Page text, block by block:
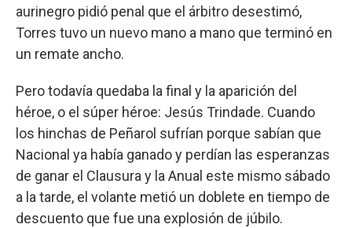
aurinegro pidió penal que el árbitro desestimó,
Torres tuvo un nuevo mano a mano que terminó en
un remate ancho.
Pero todavía quedaba la final y la aparición del
héroe, o el súper héroe: Jesús Trindade. Cuando
los hinchas de Peñarol sufrían porque sabían que
Nacional ya había ganado y perdían las esperanzas
de ganar el Clausura y la Anual este mismo sábado
a la tarde, el volante metió un doblete en tiempo de
descuento que fue una explosión de júbilo.